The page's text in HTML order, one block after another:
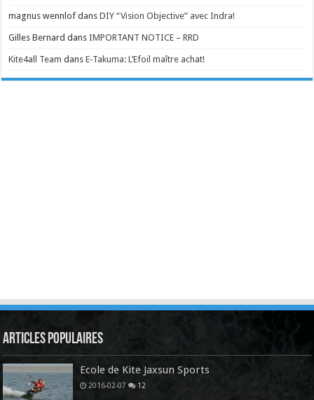
magnus wennlof dansDIY “Vision Objective” avec Indra!
Gilles Bernard dansIMPORTANT NOTICE – RRD
Kite4all Team dansE-Takuma: L’Efoil maître achat!
Articles Populaires
Ecole de Kite Jaxsun Sports
2016-02-07 12